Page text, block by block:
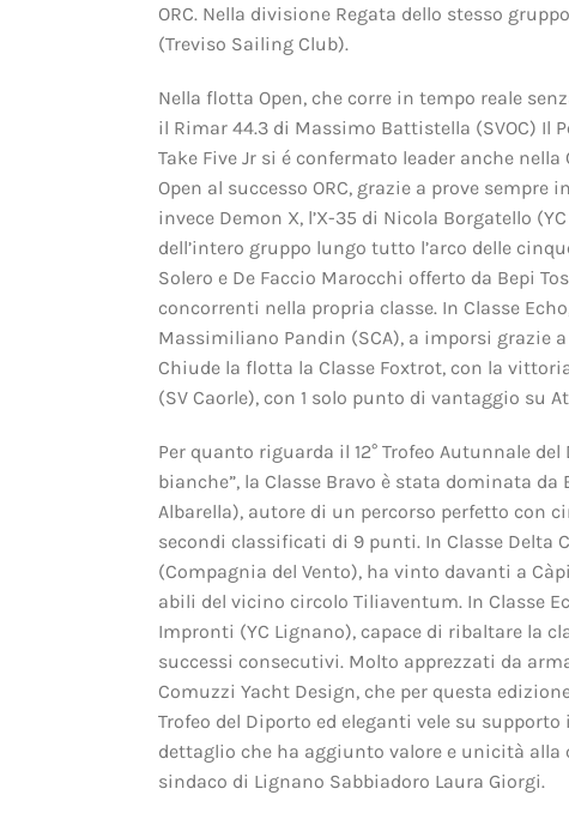
ORC. Nella divisione Regata dello stesso
(Treviso Sailing Club).
Nella flotta Open, che corre in tempo reale
il Rimar 44.3 di Massimo Battistella (SVOC) Il
Take Five Jr si é confermato leader anche
Open al successo ORC, grazie a prove
invece Demon X, l’X-35 di Nicola Borgatello
dell’intero gruppo lungo tutto l’arco delle
Solero e De Faccio Marocchi offerto da Bepi
concorrenti nella propria classe. In Classe
Massimiliano Pandin (SCA), a imporsi grazie
Chiude la flotta la Classe Foxtrot, con la
(SV Caorle), con 1 solo punto di vantaggio su
Per quanto riguarda il 12° Trofeo Autunnale
bianche”, la Classe Bravo è stata dominata da
Albarella), autore di un percorso perfetto con
secondi classificati di 9 punti. In Classe Delta
(Compagnia del Vento), ha vinto davanti a
abili del vicino circolo Tiliaventum. In Classe
Impronti (YC Lignano), capace di ribaltare la
successi consecutivi. Molto apprezzati da
Comuzzi Yacht Design, che per questa
Trofeo del Diporto ed eleganti vele su
dettaglio che ha aggiunto valore e unicità
sindaco di Lignano Sabbiadoro Laura Giorgi.